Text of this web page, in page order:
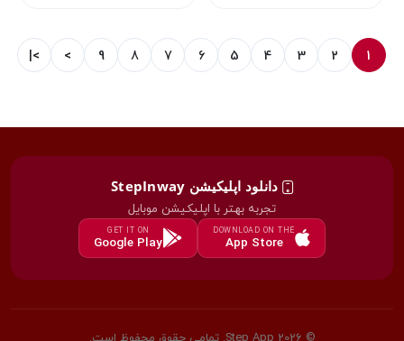
1
2
3
4
5
6
7
8
9
>
>|
دانلود اپلیکیشن StepInway
تجربه بهتر با اپلیکیشن موبایل
DOWNLOAD ON THE
App Store
GET IT ON
Google Play